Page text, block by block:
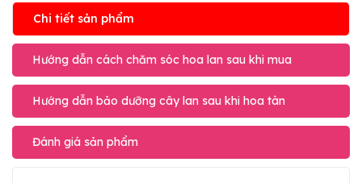
Chi tiết sản phẩm
Hướng dẫn cách chăm sóc hoa lan sau khi mua
Hướng dẫn bảo dưỡng cây lan sau khi hoa tàn
Đánh giá sản phẩm